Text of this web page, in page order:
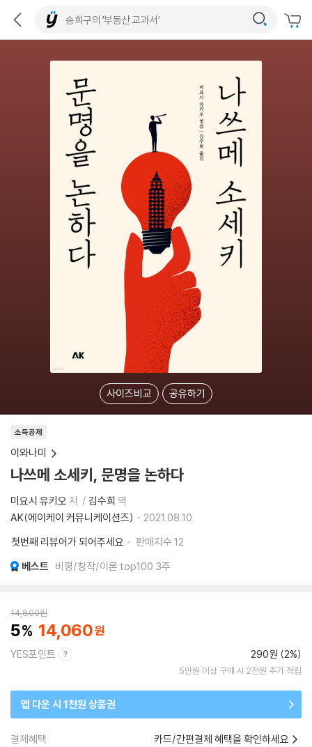
사이즈비교 공유하기
소득공제
이와나미
나쓰메 소세키, 문명을 논하다
미요시 유키오 저 김수희 역
AK(에이케이 커뮤니케이션즈)
2021.08.10.
첫번째 리뷰어가 되어주세요
판매지수 12
베스트 비평/창작/이론 top100 3주
14,800원
5 14,060
YES포인트 290원 (2%)
5만원 이상 구매 시 2천원 추가 적립
앱 다운 시 1천원 상품권
결제혜택 카드/간편결제 혜택을 확인하세요